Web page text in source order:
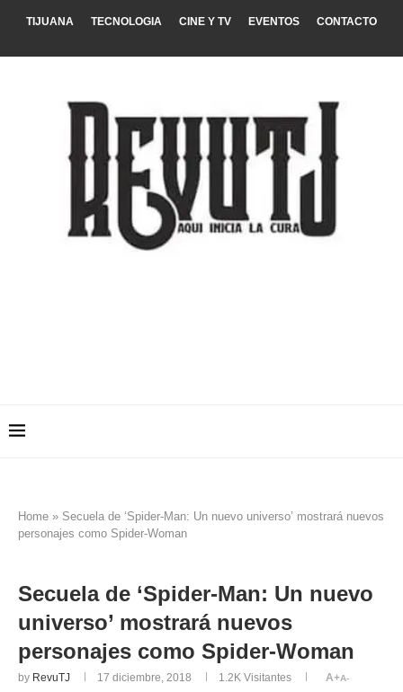
TIJUANA TECNOLOGIA CINE Y TV EVENTOS CONTACTO
Home » Secuela de ‘Spider-Man: Un nuevo universo’ mostrará nuevos
personajes como Spider-Woman
Secuela de ‘Spider-Man: Un nuevo
universo’ mostrará nuevos
personajes como Spider-Woman
by RevuTJ 17 diciembre, 2018 1.2K Visitantes A+A-